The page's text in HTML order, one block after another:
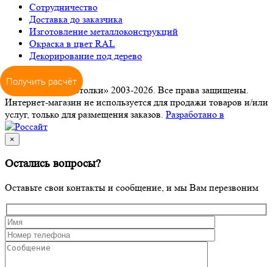
Сотрудничество
Доставка до заказчика
Изготовление металлоконструкций
Окраска в цвет RAL
Декорирование под дерево
© ООО «ПРО-Потолки» 2003-2026. Все права защищены.
Интернет-магазин не используется для продажи товаров и/или
услуг, только для размещения заказов. Разработано в
×
Остались вопросы?
Оставьте свои контакты и сообщение, и мы Вам перезвоним
Получить расчёт